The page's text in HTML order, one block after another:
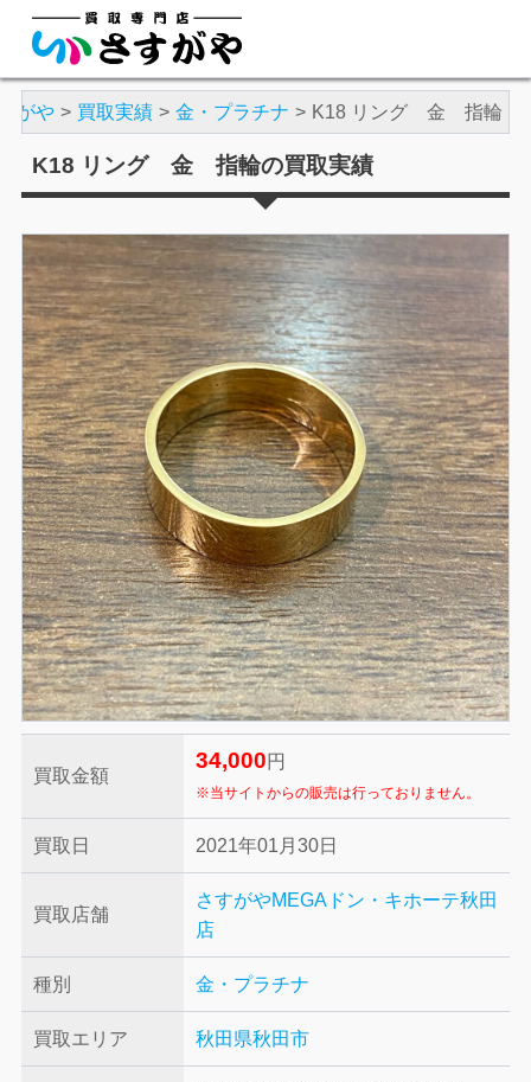
がや 買取実績 金・プラチナ K18 リング 金 指輪
K18 リング 金 指輪の買取実績
買取金額
34,000 円
※当サイトからの販売は行っておりません。
買取日 2021年01月30日
買取店舗
さすがやMEGAドン・キホーテ秋田
店
種別 金・プラチナ
買取エリア 秋田県秋田市